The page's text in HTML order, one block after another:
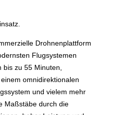
Drohnenplattform
Flugsystemen
bis zu 55 Minuten,
omnidirektionalen
und vielem mehr
Maßstäbe durch die